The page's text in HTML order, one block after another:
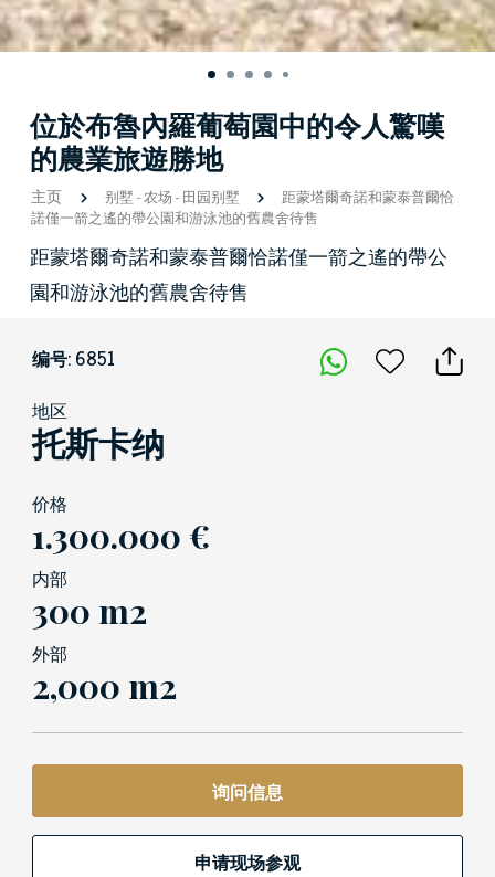
位於布魯內羅葡萄園中的令人驚嘆
的農業旅遊勝地
主页 别墅-农场-田园别墅
距蒙塔爾奇諾和蒙泰普爾恰
諾僅一箭之遙的帶公園和游泳池的舊農舍待售
距蒙塔爾奇諾和蒙泰普爾恰諾僅一箭之遙的帶公
園和游泳池的舊農舍待售
编号: 6851
地区
托斯卡纳
价格
1.300.000 €
内部
300 m2
外部
2,000 m2
询问信息
申请现场参观